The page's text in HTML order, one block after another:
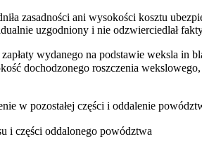
zasadności ani wysokości kosztu
uzgodniony i nie odzwierciedlał
wydanego na podstawie weksla in
dochodzonego roszczenia
w pozostałej części i oddalenie
i części oddalonego powództwa